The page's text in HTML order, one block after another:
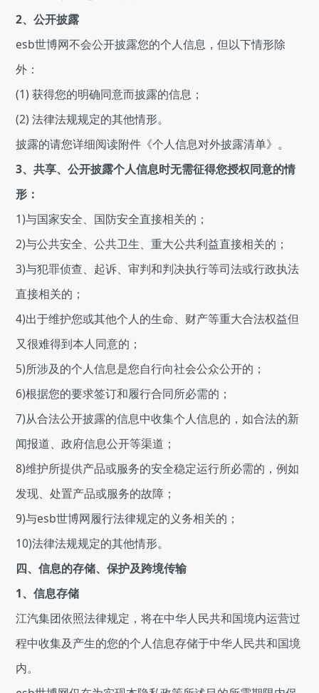
2、公开披露
esb世博网不会公开披露您的个人信息，但以下情形除
外：
(1) 获得您的明确同意而披露的信息；
(2) 法律法规规定的其他情形。
披露的请您详细阅读附件《个人信息对外披露清单》。
3、共享、公开披露个人信息时无需征得您授权同意的情
形：
1)与国家安全、国防安全直接相关的；
2)与公共安全、公共卫生、重大公共利益直接相关的；
3)与犯罪侦查、起诉、审判和判决执行等司法或行政执法
直接相关的；
4)出于维护您或其他个人的生命、财产等重大合法权益但
又很难得到本人同意的；
5)所涉及的个人信息是您自行向社会公众公开的；
6)根据您的要求签订和履行合同所必需的；
7)从合法公开披露的信息中收集个人信息的，如合法的新
闻报道、政府信息公开等渠道；
8)维护所提供产品或服务的安全稳定运行所必需的，例如
发现、处置产品或服务的故障；
9)与esb世博网履行法律规定的义务相关的；
10)法律法规规定的其他情形。
四、信息的存储、保护及跨境传输
1、信息存储
江汽集团依照法律规定，将在中华人民共和国境内运营过
程中收集及产生的您的个人信息存储于中华人民共和国境
内。